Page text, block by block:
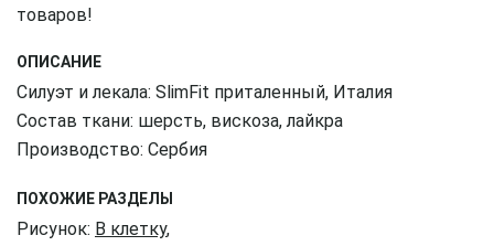
товаров!
ОПИСАНИЕ
Силуэт и лекала: SlimFit приталенный, Италия
Состав ткани: шерсть, вискоза, лайкра
Производство: Сербия
ПОХОЖИЕ РАЗДЕЛЫ
Рисунок: В клетку,